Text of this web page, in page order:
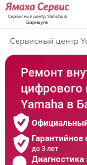
Сервисный центр Yamahaв
Барнауле
Сервисный центр
Ремонт
цифрового
Yamaha в
до 3 лет
Диагностика